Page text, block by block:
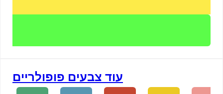
עוד צבעים פופולריים